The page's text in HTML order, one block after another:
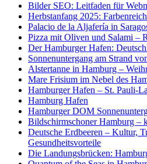
Bilder SEO: Leitfaden für
Herbstanfang 2025:
Palacio de la Aljafería in
Pizza mit Oliven und Salami –
Der Hamburger Hafen:
Sonnenuntergang am Strand
Alstertanne in Hamburg –
Mare Frisium im Nebel des
Hamburger Hafen – St. Pauli-
Hamburg Hafen
Hamburger DOM
Bildschirmschoner Hamburg –
Deutsche Erdbeeren – Kultur,
Gesundheitsvorteile
Die Landungsbrücken: